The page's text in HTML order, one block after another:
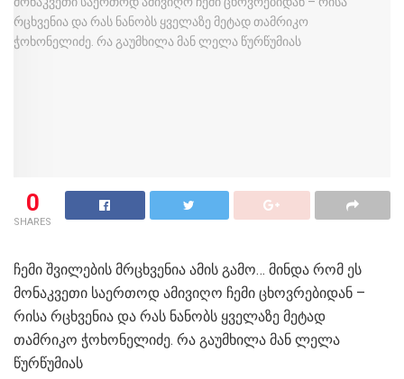
0
SHARES
ჩემი შვილების მრცხვენია ამის გამო… მინდა რომ ეს
მონაკვეთი საერთოდ ამივიღო ჩემი ცხოვრებიდან –
რისა რცხვენია და რას ნანობს ყველაზე მეტად
თამრიკო ჭოხონელიძე. რა გაუმხილა მან ლელა
წურწუმიას